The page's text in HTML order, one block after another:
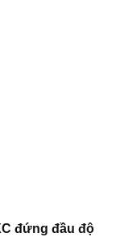
đứng đầu độ